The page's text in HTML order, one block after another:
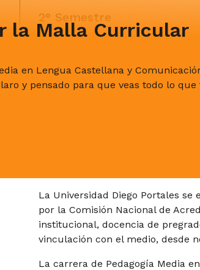
la Malla Curricular
en Lengua Castellana y
y pensado para que veas todo lo que
2° Semestre
La Universidad Diego Portales se
por la Comisión Nacional de
institucional, docencia de
vinculación con el medio, desde
La carrera de Pedagogía Media